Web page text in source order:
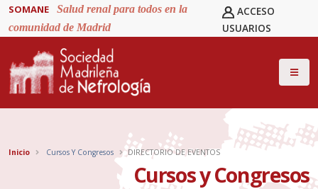
SOMANE
Salud renal para todos en la
comunidad de Madrid
ACCESO
USUARIOS
Inicio Cursos Y Congresos DIRECTORIO DE EVENTOS
Cursos y Congresos